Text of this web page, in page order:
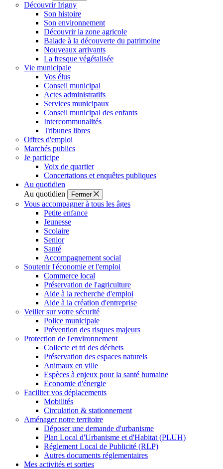
Découvrir Irigny
Son histoire
Son environnement
Découvrir la zone agricole
Balade à la découverte du patrimoine
Nouveaux arrivants
La fresque végétalisée
Vie municipale
Vos élus
Conseil municipal
Actes administratifs
Services municipaux
Conseil municipal des enfants
Intercommunalités
Tribunes libres
Offres d'emploi
Marchés publics
Je participe
Voix de quartier
Concertations et enquêtes publiques
Au quotidien
Au quotidien
Fermer
Vous accompagner à tous les âges
Petite enfance
Jeunesse
Scolaire
Senior
Santé
Accompagnement social
Soutenir l'économie et l'emploi
Commerce local
Préservation de l'agriculture
Aide à la recherche d'emploi
Aide à la création d'entreprise
Veiller sur votre sécurité
Police municipale
Prévention des risques majeurs
Protection de l'environnement
Collecte et tri des déchets
Préservation des espaces naturels
Animaux en ville
Espèces à enjeux pour la santé humaine
Economie d'énergie
Faciliter vos déplacements
Mobilités
Circulation & stationnement
Aménager notre territoire
Déposer une demande d'urbanisme
Plan Local d'Urbanisme et d'Habitat (PLUH)
Réglement Local de Publicité (RLP)
Autres documents réglementaires
Mes activités et sorties